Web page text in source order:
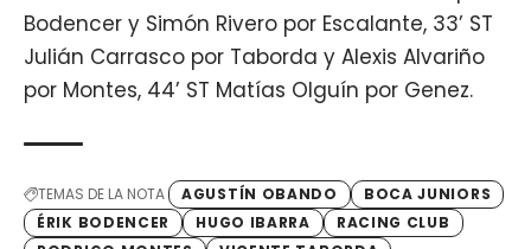
Bodencer y Simón Rivero por Escalante, 33’ ST
Julián Carrasco por Taborda y Alexis Alvariño
por Montes, 44’ ST Matías Olguín por Genez.
TEMAS DE LA NOTA AGUSTÍN OBANDO
BOCA JUNIORS
ÉRIK BODENCER
HUGO IBARRA
RACING CLUB